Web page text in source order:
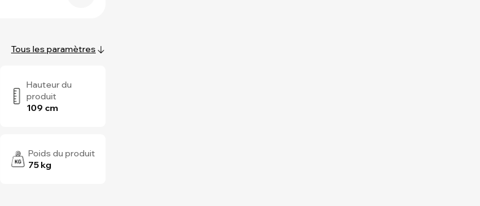
Tous les paramètres
Hauteur du
produit
109 cm
Poids du produit
75 kg